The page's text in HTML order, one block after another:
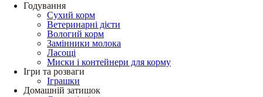
Годування
Сухий корм
Ветеринарні дієти
Вологий корм
Замінники молока
Ласощі
Миски і контейнери для корму
Ігри та розваги
Іграшки
Домашній затишок